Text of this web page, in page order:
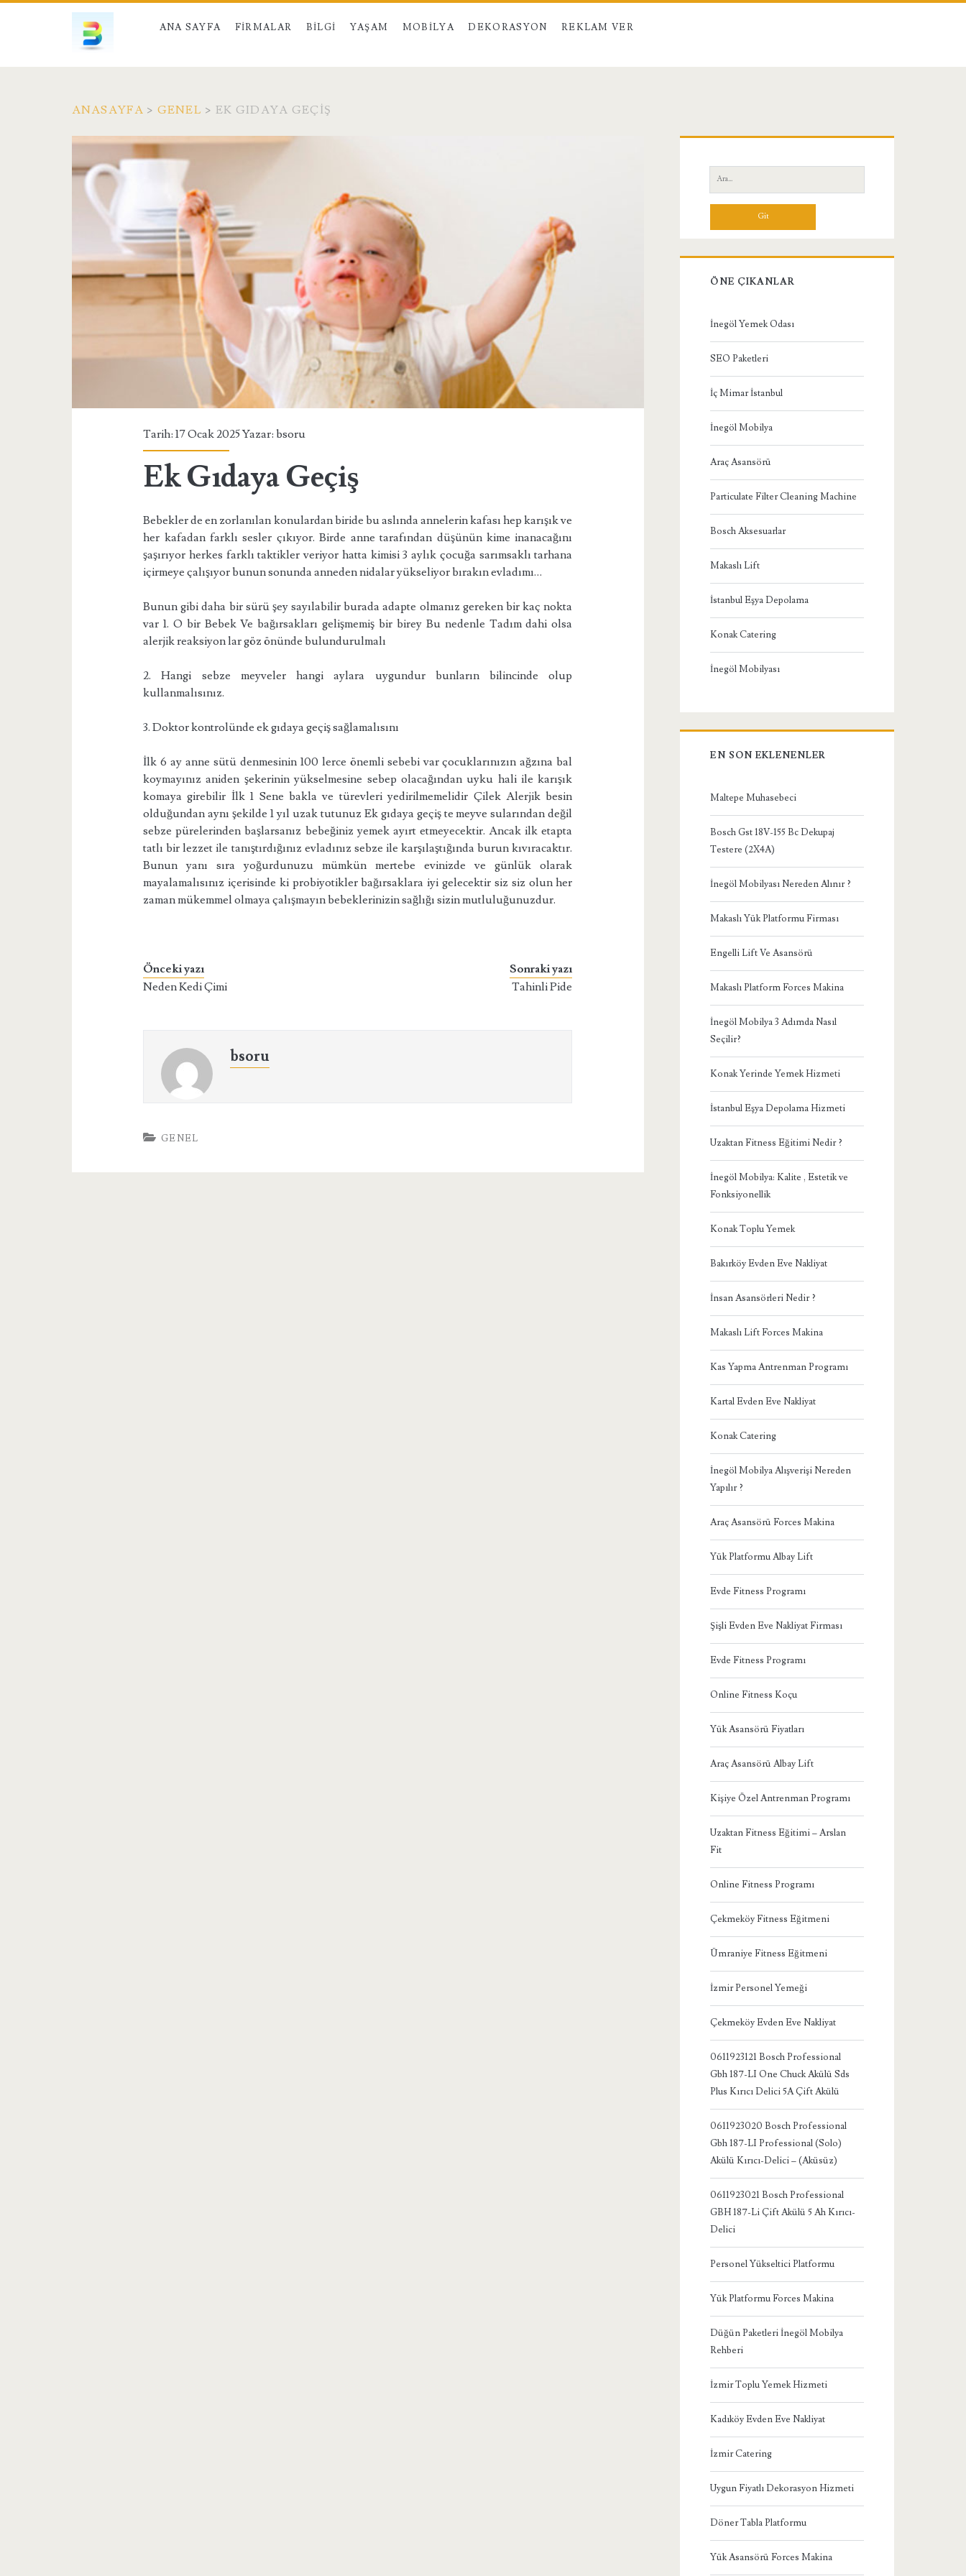
ANA SAYFA FIRMALAR BILGI YAŞAM MOBILYA DEKORASYON REKLAM VER
ANASAYFA > GENEL > EK GIDAYA GEÇIŞ
Tarih: 17 Ocak 2025 Yazar:bsoru
Ek Gıdaya Geçiş
Bebekler de en zorlanılan konulardan biride bu aslında annelerin kafası hep karışık ve
her kafadan farklı sesler çıkıyor. Birde anne tarafından düşünün kime inanacağını
şaşırıyor herkes farklı taktikler veriyor hatta kimisi 3 aylık çocuğa sarımsaklı tarhana
içirmeye çalışıyor bunun sonunda anneden nidalar yükseliyor bırakın evladımı…
Bunun gibi daha bir sürü şey sayılabilir burada adapte olmanız gereken bir kaç nokta
var 1. O bir Bebek Ve bağırsakları gelişmemiş bir birey Bu nedenle Tadım dahi olsa
alerjik reaksiyon lar göz önünde bulundurulmalı
2. Hangi sebze meyveler hangi aylara uygundur bunların bilincinde olup
kullanmalısınız.
3. Doktor kontrolünde ek gıdaya geçiş sağlamalısını
İlk 6 ay anne sütü denmesinin 100 lerce önemli sebebi var çocuklarınızın ağzına bal
koymayınız aniden şekerinin yükselmesine sebep olacağından uyku hali ile karışık
komaya girebilir İlk 1 Sene bakla ve türevleri yedirilmemelidir Çilek Alerjik besin
olduğundan aynı şekilde 1 yıl uzak tutunuz Ek gıdaya geçiş te meyve sularından değil
sebze pürelerinden başlarsanız bebeğiniz yemek ayırt etmeyecektir. Ancak ilk etapta
tatlı bir lezzet ile tanıştırdığınız evladınız sebze ile karşılaştığında burun kıvıracaktır.
Bunun yanı sıra yoğurdunuzu mümkün mertebe evinizde ve günlük olarak
mayalamalısınız içerisinde ki probiyotikler bağırsaklara iyi gelecektir siz siz olun her
zaman mükemmel olmaya çalışmayın bebeklerinizin sağlığı sizin mutluluğunuzdur.
Önceki yazı
Neden Kedi Çimi
Sonraki yazı
Tahinli Pide
bsoru
GENEL
Yan
Menü
Ara:
ÖNE ÇIKANLAR
İnegöl Yemek Odası
SEO Paketleri
İç Mimar İstanbul
İnegöl Mobilya
Araç Asansörü
Particulate Filter Cleaning Machine
Bosch Aksesuarlar
Makaslı Lift
İstanbul Eşya Depolama
Konak Catering
İnegöl Mobilyası
EN SON EKLENENLER
Maltepe Muhasebeci
Bosch Gst 18V-155 Bc Dekupaj
Testere (2X4A)
İnegöl Mobilyası Nereden Alınır ?
Makaslı Yük Platformu Firması
Engelli Lift Ve Asansörü
Makaslı Platform Forces Makina
İnegöl Mobilya 3 Adımda Nasıl
Seçilir?
Konak Yerinde Yemek Hizmeti
İstanbul Eşya Depolama Hizmeti
Uzaktan Fitness Eğitimi Nedir ?
İnegöl Mobilya: Kalite , Estetik ve
Fonksiyonellik
Konak Toplu Yemek
Bakırköy Evden Eve Nakliyat
İnsan Asansörleri Nedir ?
Makaslı Lift Forces Makina
Kas Yapma Antrenman Programı
Kartal Evden Eve Nakliyat
Konak Catering
İnegöl Mobilya Alışverişi Nereden
Yapılır ?
Araç Asansörü Forces Makina
Yük Platformu Albay Lift
Evde Fitness Programı
Şişli Evden Eve Nakliyat Firması
Evde Fitness Programı
Online Fitness Koçu
Yük Asansörü Fiyatları
Araç Asansörü Albay Lift
Kişiye Özel Antrenman Programı
Uzaktan Fitness Eğitimi – Arslan
Fit
Online Fitness Programı
Çekmeköy Fitness Eğitmeni
Ümraniye Fitness Eğitmeni
İzmir Personel Yemeği
Çekmeköy Evden Eve Nakliyat
0611923121 Bosch Professional
Gbh 187-LI One Chuck Akülü Sds
Plus Kırıcı Delici 5A Çift Akülü
0611923020 Bosch Professional
Gbh 187-LI Professional (Solo)
Akülü Kırıcı-Delici – (Aküsüz)
0611923021 Bosch Professional
GBH 187-Li Çift Akülü 5 Ah Kırıcı-
Delici
Personel Yükseltici Platformu
Yük Platformu Forces Makina
Düğün Paketleri İnegöl Mobilya
Rehberi
İzmir Toplu Yemek Hizmeti
Kadıköy Evden Eve Nakliyat
İzmir Catering
Uygun Fiyatlı Dekorasyon Hizmeti
Döner Tabla Platformu
Yük Asansörü Forces Makina